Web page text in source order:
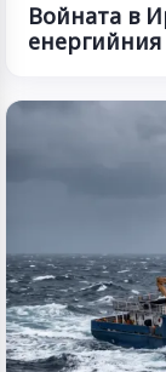
Войната в
енергийния